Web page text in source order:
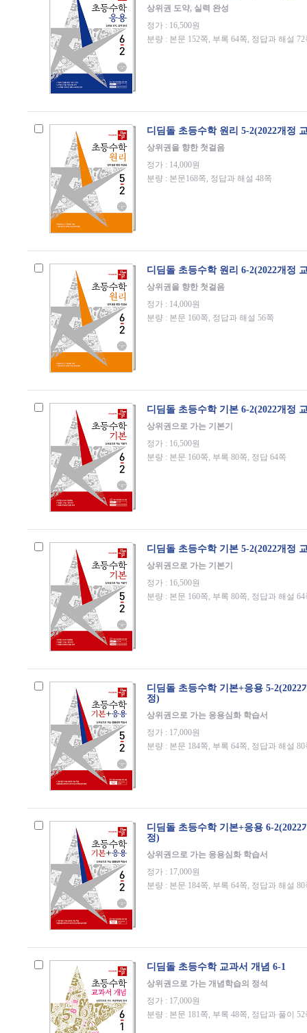
상위권 도약, 실력 완성
정가 : 16,500원
분량 : 본문 152쪽, 부록 64쪽, 정답과 해설 72
디딤돌 초등수학 원리 5-2(2022개정
상위권을 향한 첫걸음
정가 : 14,000원
분량 : 본문168쪽, 정답과 해설 48쪽
디딤돌 초등수학 원리 6-2(2022개정
상위권을 향한 첫걸음
정가 : 14,000원
분량 : 본문 160쪽, 정답과 해설 56쪽
디딤돌 초등수학 기본 6-2(2022개정
상위권으로 가는 기본기
정가 : 16,500원
분량 : 본문 160쪽, 부록 80쪽, 정답 64쪽
디딤돌 초등수학 기본 5-2(2022개정
상위권으로 가는 기본기
정가 : 16,500원
분량 : 본문 160쪽, 부록 80쪽, 정답과 해설 64
디딤돌 초등수학 기본+응용 5-2(2022
정)
상위권으로 가는 응용심화 학습서
정가 : 17,000원
분량 : 본문 184쪽, 부록 64쪽, 정답과 해설 80
디딤돌 초등수학 기본+응용 6-2(2022
정)
상위권으로 가는 응용심화 학습서
정가 : 17,000원
분량 : 본문 184쪽, 부록 64쪽, 정답과 해설 80
디딤돌 초등수학 교과서 개념 6-1
상위권으로 가는 개념학습의 정석
정가 : 17,000원
분량 : 본문 181쪽, 부록 48쪽, 정답과 풀이 52